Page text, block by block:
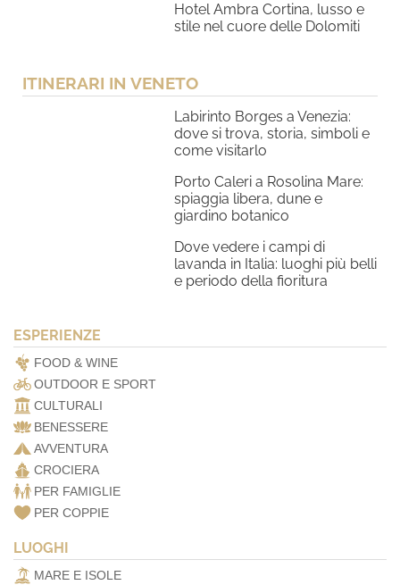
Hotel Ambra Cortina, lusso e
stile nel cuore delle Dolomiti
ITINERARI IN VENETO
Labirinto Borges a Venezia:
dove si trova, storia, simboli e
come visitarlo
Porto Caleri a Rosolina Mare:
spiaggia libera, dune e
giardino botanico
Dove vedere i campi di
lavanda in Italia: luoghi più belli
e periodo della fioritura
ESPERIENZE
FOOD & WINE
OUTDOOR E SPORT
CULTURALI
BENESSERE
AVVENTURA
CROCIERA
PER FAMIGLIE
PER COPPIE
LUOGHI
MARE E ISOLE